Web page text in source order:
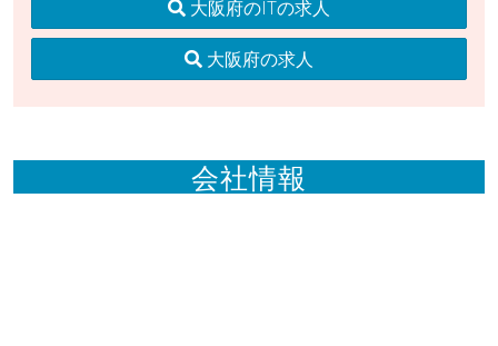
大阪府のITの求人
大阪府の求人
会社情報